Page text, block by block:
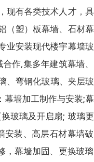
现有各类技术人才，
（塑）板幕墙、石材
业安装现代楼宇幕墙
作,集多年建筑幕墙
、弯钢化玻璃、夹层
幕墙加工制作与安装;
玻璃及开启扇; 玻璃
安装、高层石材幕墙
幕墙加固、 更换玻